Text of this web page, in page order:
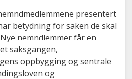
presentert
betydning for saken de skal
nemndlemmer får en
saksgangen,
oppbygging og sentrale
og